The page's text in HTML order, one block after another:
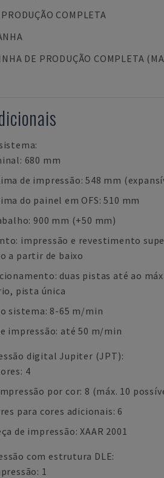
PRODUÇÃO COMPLETA
DE PRODUÇÃO COMPLETA
680 mm
de impressão: 548 mm
do painel em OFS: 510 mm
900 mm (+50 mm)
impressão e revestimento
a partir de baixo
duas pistas até ao
pista única
sistema: 8-65 m/min
impressão: até 50 m/min
digital Jupiter (JPT):
4
por cor: 8 (máx. 10
para cores adicionais: 6
de impressão: XAAR 2001
com estrutura DLE:
1